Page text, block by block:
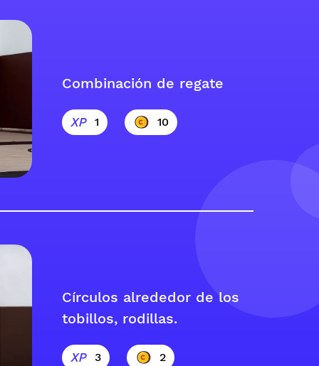
Combinación de regate
1 10
Círculos alrededor de los
tobillos, rodillas.
3 2